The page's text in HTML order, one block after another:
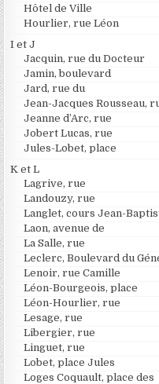
Hôtel de Ville
Hourlier, rue Léon
I et J
Jacquin, rue du Docteur
Jamin, boulevard
Jard, rue du
Jean-Jacques Rousseau,
Jeanne d’Arc, rue
Jobert Lucas, rue
Jules-Lobet, place
K et L
Lagrive, rue
Landouzy, rue
Langlet, cours Jean-
Laon, avenue de
La Salle, rue
Leclerc, Boulevard du
Lenoir, rue Camille
Léon-Bourgeois, place
Léon-Hourlier, rue
Lesage, rue
Libergier, rue
Linguet, rue
Lobet, place Jules
Loges Coquault, place des